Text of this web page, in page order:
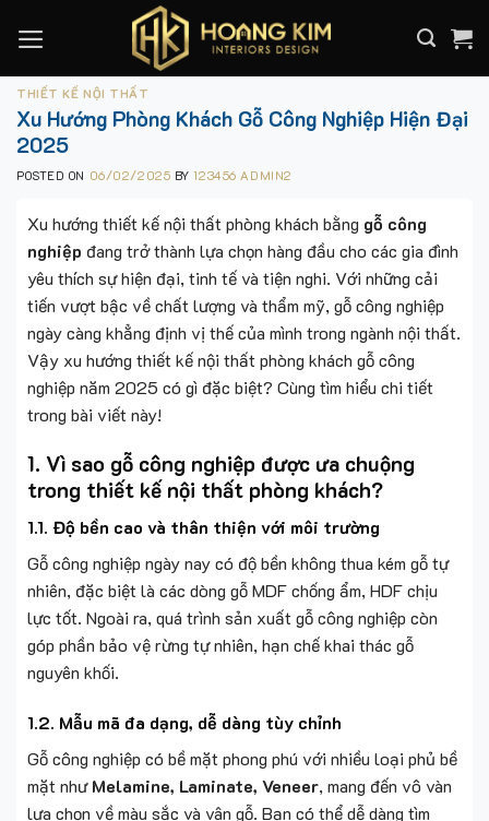
THIẾT KẾ NỘI THẤT
Xu Hướng Phòng Khách Gỗ Công Nghiệp Hiện Đại
2025
POSTED ON 06/02/2025 BY123456 ADMIN2
Xu hướng thiết kế nội thất phòng khách bằng gỗ công
nghiệp đang trở thành lựa chọn hàng đầu cho các gia đình
yêu thích sự hiện đại, tinh tế và tiện nghi. Với những cải
tiến vượt bậc về chất lượng và thẩm mỹ, gỗ công nghiệp
ngày càng khẳng định vị thế của mình trong ngành nội thất.
Vậy xu hướng thiết kế nội thất phòng khách gỗ công
nghiệp năm 2025 có gì đặc biệt? Cùng tìm hiểu chi tiết
trong bài viết này!
1. Vì sao gỗ công nghiệp được ưa chuộng
trong thiết kế nội thất phòng khách?
1.1. Độ bền cao và thân thiện với môi trường
Gỗ công nghiệp ngày nay có độ bền không thua kém gỗ tự
nhiên, đặc biệt là các dòng gỗ MDF chống ẩm, HDF chịu
lực tốt. Ngoài ra, quá trình sản xuất gỗ công nghiệp còn
góp phần bảo vệ rừng tự nhiên, hạn chế khai thác gỗ
nguyên khối.
1.2. Mẫu mã đa dạng, dễ dàng tùy chỉnh
Gỗ công nghiệp có bề mặt phong phú với nhiều loại phủ bề
mặt nhưMelamine, Laminate, Veneer, mang đến vô vàn
lựa chọn về màu sắc và vân gỗ. Bạn có thể dễ dàng tìm